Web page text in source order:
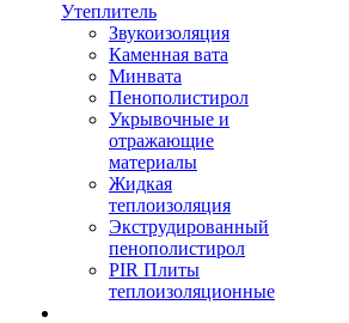
Утеплитель
Звукоизоляция
Каменная вата
Минвата
Пенополистирол
Укрывочные и
отражающие
материалы
Жидкая
теплоизоляция
Экструдированный
пенополистирол
PIR Плиты
теплоизоляционные